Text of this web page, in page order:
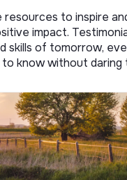
resources to inspire
impact.
skills of tomorrow,
know without daring